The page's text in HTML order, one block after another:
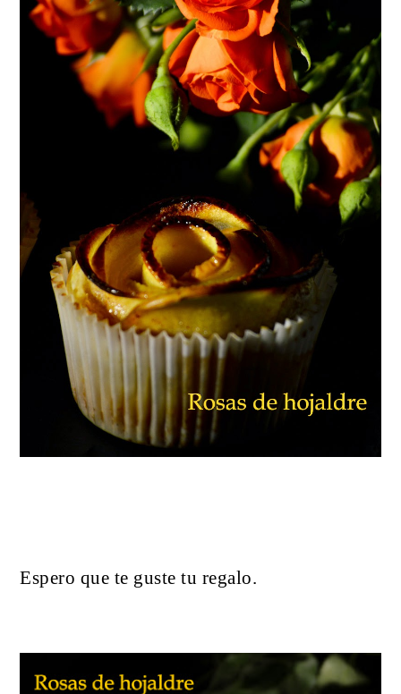
Espero que te guste tu regalo.